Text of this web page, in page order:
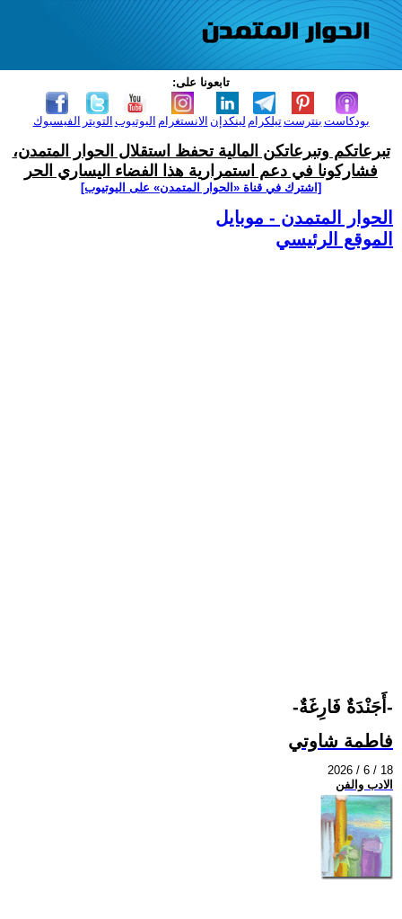
تابعونا على:
الفيسبوك التويتر اليوتيوب الانستغرام لينكدإن تيلكرامبنترست بودكاست
تبرعاتكم وتبرعاتكن المالية تحفظ استقلال الحوار المتمدن،
فشاركونا في دعم استمرارية هذا الفضاء اليساري الحر
[اشترك في قناة ‫«الحوار المتمدن» على اليوتيوب]
الحوار المتمدن - موبايل
الموقع الرئيسي
-أَجَنْدَةٌ فَارِغَةٌ-
فاطمة شاوتي
2026 / 6 / 18
الادب والفن